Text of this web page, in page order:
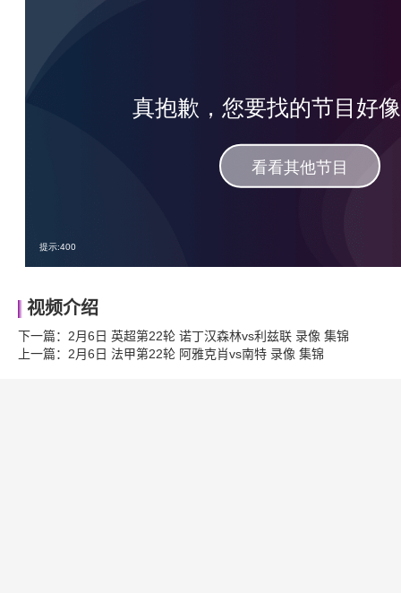
视频介绍
下一篇： 2月6日 英超第22轮 诺丁汉森林vs利兹联 录像 集锦
上一篇： 2月6日 法甲第22轮 阿雅克肖vs南特 录像 集锦